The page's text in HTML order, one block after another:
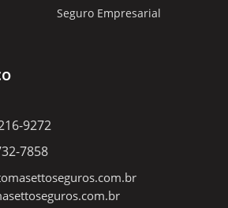
Seguro Empresarial
9272
7858